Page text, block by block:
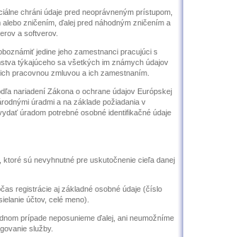
chráni údaje pred neoprávneným prístupom,
zničením, ďalej pred náhodným zničením a
a softverov.
jedine jeho zamestnanci pracujúci s
týkajúceho sa všetkých im známych údajov
pracovnou zmluvou a ich zamestnaním.
nariadení Zákona o ochrane údajov Európskej
úradmi a na základe požiadania v
úradom potrebné osobné identifikačné údaje
sú nevyhnutné pre uskutočnenie cieľa danej
registrácie aj základné osobné údaje (číslo
účtov, celé meno).
prípade neposunieme ďalej, ani neumožníme
služby.